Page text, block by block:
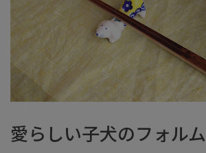
愛らしい子犬のフォルム